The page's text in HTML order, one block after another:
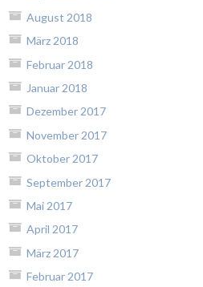
August 2018
März 2018
Februar 2018
Januar 2018
Dezember 2017
November 2017
Oktober 2017
September 2017
Mai 2017
April 2017
März 2017
Februar 2017